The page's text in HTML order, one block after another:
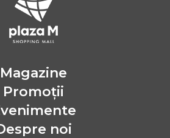
Magazine
Promoții
noi